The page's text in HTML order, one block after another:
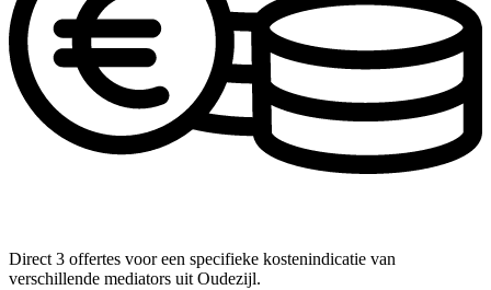
Direct 3 offertes voor een specifieke kostenindicatie van
verschillende mediators uit Oudezijl.